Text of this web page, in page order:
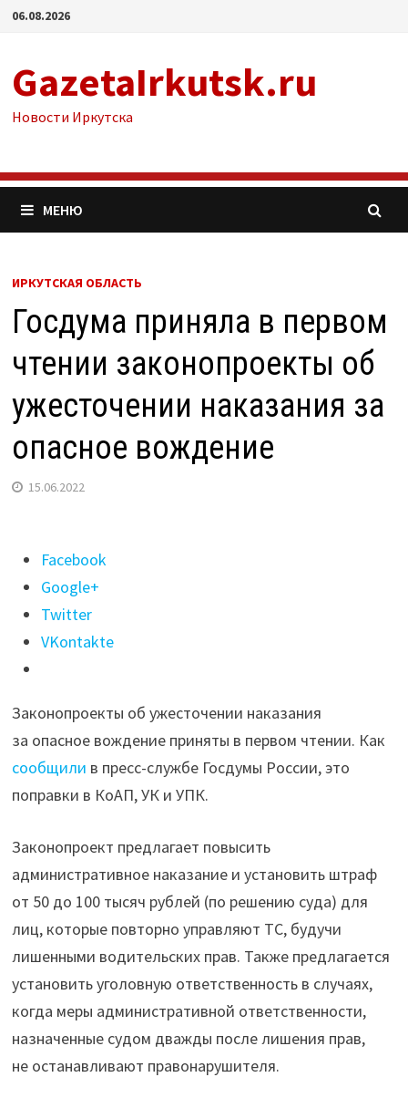
Перейти
06.08.2026
GazetaIrkutsk.ru
Новости Иркутска
МЕНЮ
ИРКУТСКАЯ ОБЛАСТЬ
Госдума приняла в первом
чтении законопроекты об
ужесточении наказания за
опасное вождение
15.06.2022
Поделиться
"Госдума
приняла
первом
законопроекты
об
ужесточении
наказания
опасное
вождение"
Facebook
Google+
Twitter
VKontakte
Законопроекты об ужесточении наказания
за опасное вождение приняты в первом чтении. Как
сообщили в пресс-службе Госдумы России, это
поправки в КоАП, УК и УПК.
Законопроект предлагает повысить
административное наказание и установить штраф
от 50 до 100 тысяч рублей (по решению суда) для
лиц, которые повторно управляют ТС, будучи
лишенными водительских прав. Также предлагается
установить уголовную ответственность в случаях,
когда меры административной ответственности,
назначенные судом дважды после лишения прав,
не останавливают правонарушителя.